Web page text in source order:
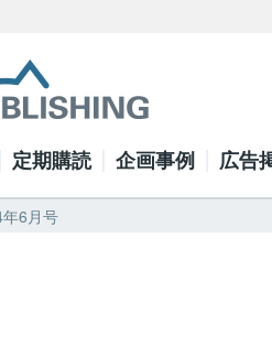
定期購読 企画事例 広告
6月号